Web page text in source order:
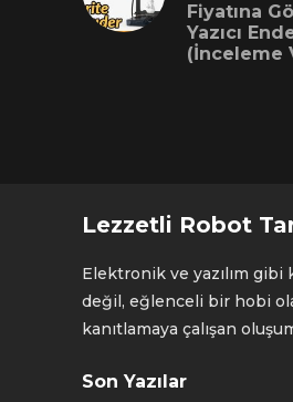
Fiyatına
Yazıcı
(İnceleme
Lezzetli Robot
Elektronik ve yazılım gibi
değil, eğlenceli bir hobi
kanıtlamaya çalışan
Son Yazılar